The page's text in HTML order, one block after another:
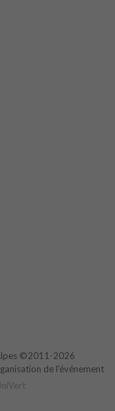
©2011-2026
de l'événement